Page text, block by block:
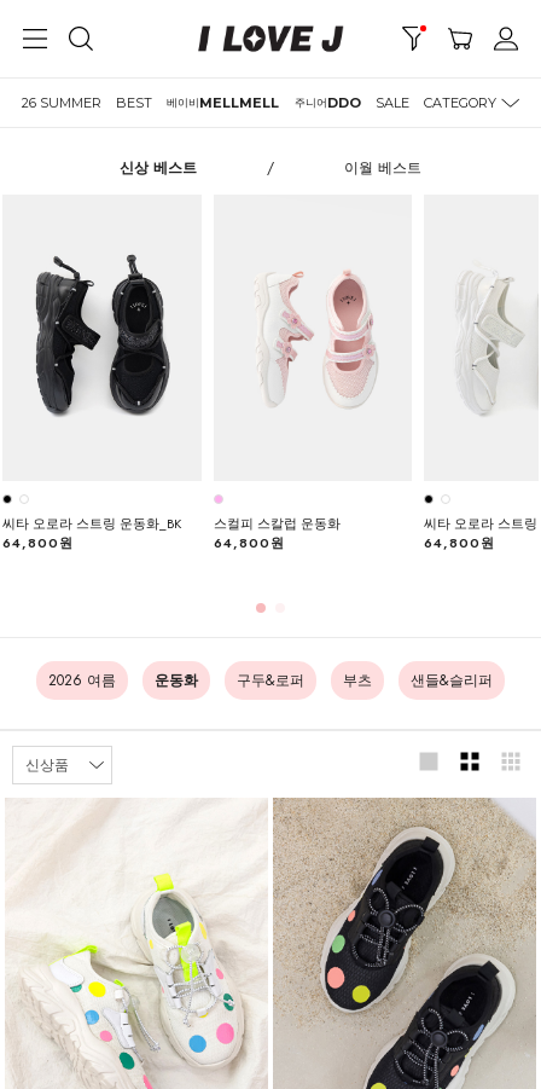
26 SUMMER BEST 베이비MELLMELL 주니어DDO SALE CATEGORY
신상 베스트 / 이월 베스트
씨타 오로라 스트링 운동화_BK
64,800원
스컬피 스칼럽 운동화
64,800원
씨타 오로라 스트
64,800원
2026 여름 운동화 구두&로퍼 부츠 샌들&슬리퍼